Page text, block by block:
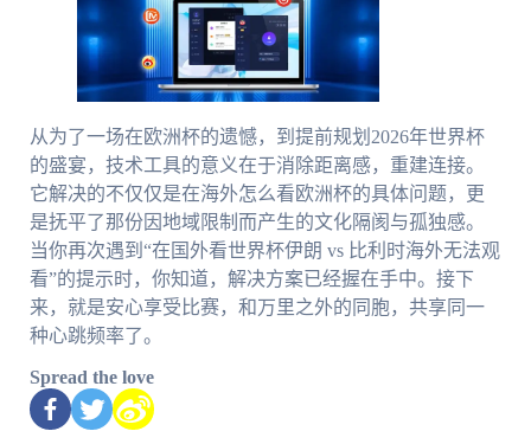
从为了一场在欧洲杯的遗憾，到提前规划2026年世界杯
的盛宴，技术工具的意义在于消除距离感，重建连接。
它解决的不仅仅是在海外怎么看欧洲杯的具体问题，更
是抚平了那份因地域限制而产生的文化隔阂与孤独感。
当你再次遇到“在国外看世界杯伊朗 vs 比利时海外无法观
看”的提示时，你知道，解决方案已经握在手中。接下
来，就是安心享受比赛，和万里之外的同胞，共享同一
种心跳频率了。
Spread the love